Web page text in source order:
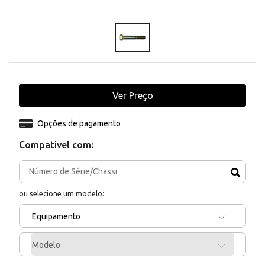
Compativel com:
ou selecione um modelo:
Equipamento
Modelo
Opções de pagamento
Ver Preço